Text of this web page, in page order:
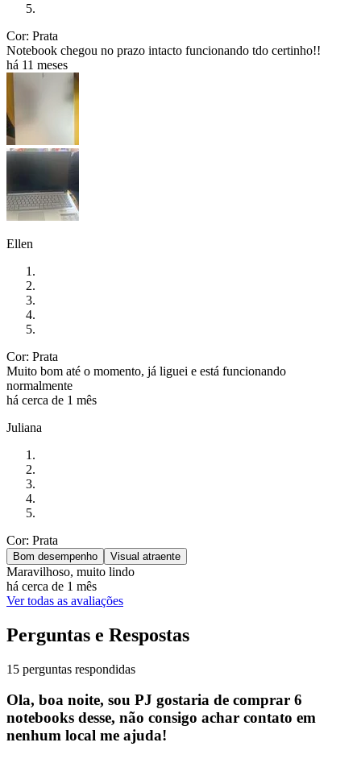
Cor: Prata
Notebook chegou no prazo intacto funcionando tdo certinho!!
há 11 meses
Ellen
Cor: Prata
Muito bom até o momento, já liguei e está funcionando
normalmente
há cerca de 1 mês
Juliana
Cor: Prata
Bom desempenho Visual atraente
Maravilhoso, muito lindo
há cerca de 1 mês
Ver todas as avaliações
Perguntas e Respostas
15 perguntas respondidas
Ola, boa noite, sou PJ gostaria de comprar 6
notebooks desse, não consigo achar contato em
nenhum local me ajuda!